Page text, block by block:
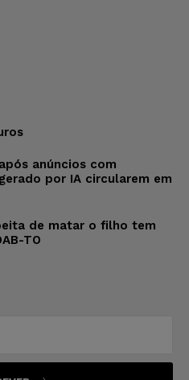
anúncios com
por IA circularem em
de matar o filho tem
TO